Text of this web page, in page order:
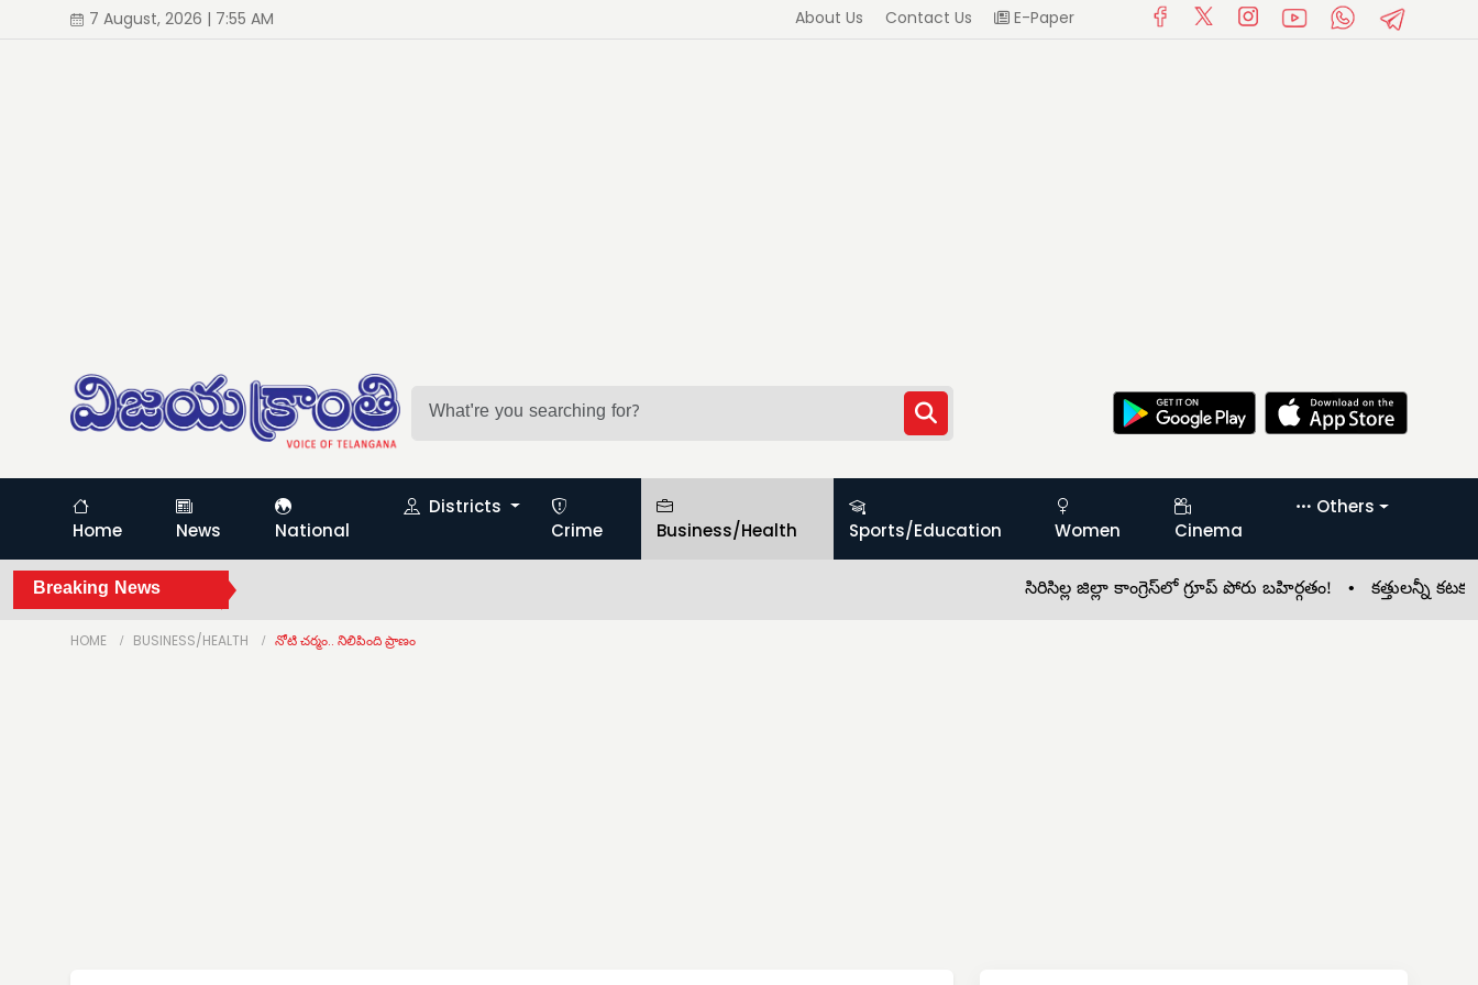
7 August, 2026 | 7:55 AM About Us Contact Us E-Paper
Home News National
Districts
Crime
Business/Health Sports/Education Women Cinema
Others
Breaking News సిరిసిల్ల జిల్లా కాంగ్రెస్‌లో గ్రూప్ పోరు బహిర్గతం! •కత్తులన్నీ కటకటా..
HOME BUSINESS/HEALTH నోటి చర్మం.. నిలిపింది ప్రాణం